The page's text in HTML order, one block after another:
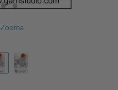
Zooma